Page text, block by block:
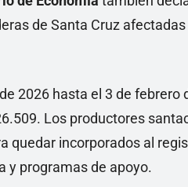
de Santa Cruz
2026 hasta el 3 de febrero
Los productores
quedar incorporados al
y programas de apoyo.